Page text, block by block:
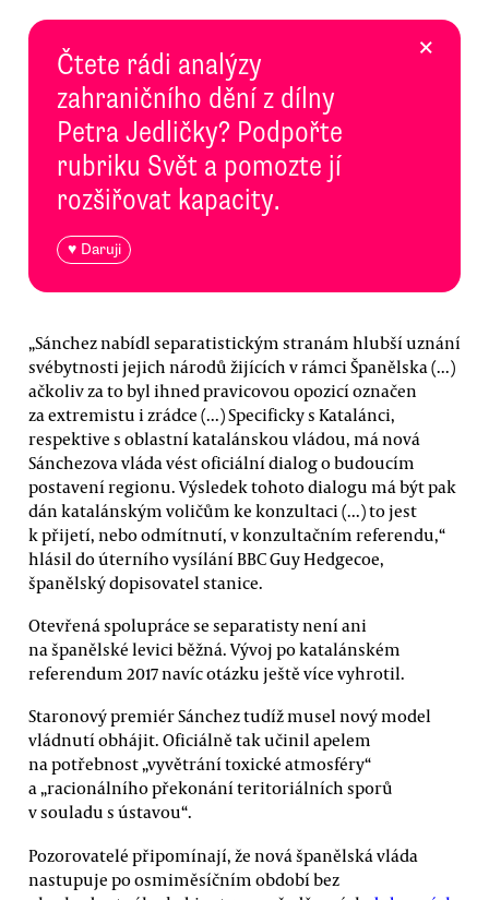
Čtete rádi analýzy
zahraničního dění z dílny
Petra Jedličky? Podpořte
rubriku Svět a pomozte jí
rozšiřovat kapacity.
♥ Daruji
×
„Sánchez nabídl separatistickým stranám hlubší uznání
svébytnosti jejich národů žijících v rámci Španělska (...)
ačkoliv za to byl ihned pravicovou opozicí označen
za extremistu i zrádce (...) Specificky s Katalánci,
respektive s oblastní katalánskou vládou, má nová
Sánchezova vláda vést oficiální dialog o budoucím
postavení regionu. Výsledek tohoto dialogu má být pak
dán katalánským voličům ke konzultaci (...) to jest
k přijetí, nebo odmítnutí, v konzultačním referendu,“
hlásil do úterního vysílání BBC Guy Hedgecoe,
španělský dopisovatel stanice.
Otevřená spolupráce se separatisty není ani
na španělské levici běžná. Vývoj po katalánském
referendum 2017 navíc otázku ještě více vyhrotil.
Staronový premiér Sánchez tudíž musel nový model
vládnutí obhájit. Oficiálně tak učinil apelem
na potřebnost „vyvětrání toxické atmosféry“
a „racionálního překonání teritoriálních sporů
v souladu s ústavou“.
Pozorovatelé připomínají, že nová španělská vláda
nastupuje po osmiměsíčním období bez